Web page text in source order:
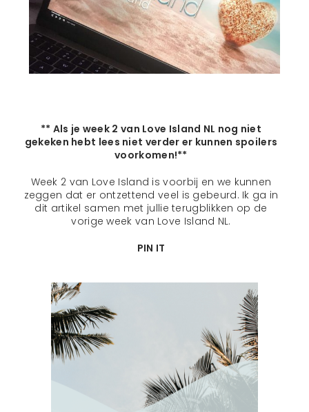
** Als je week 2 van Love Island NL nog niet
gekeken hebt lees niet verder er kunnen spoilers
voorkomen!**
Week 2 van Love Island is voorbij en we kunnen
zeggen dat er ontzettend veel is gebeurd. Ik ga in
dit artikel samen met jullie terugblikken op de
vorige week van Love Island NL.
PIN IT